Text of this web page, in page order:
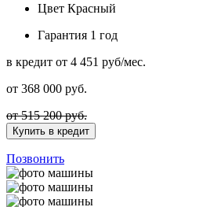
Цвет Красный
Гарантия 1 год
в кредит от 4 451 руб/мес.
от 368 000 руб.
от 515 200 руб.
Купить в кредит
Позвонить